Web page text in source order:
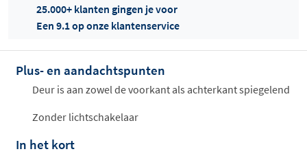
Offertes
ophalen...
25.000+ klanten gingen je voor
Een 9.1 op onze klantenservice
Plus- en aandachtspunten
Deur is aan zowel de voorkant als achterkant spiegelend
Zonder lichtschakelaar
In het kort